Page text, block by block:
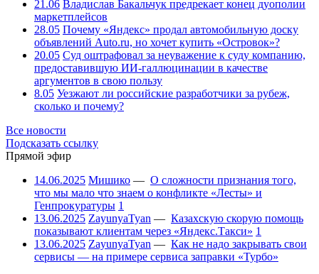
21.06 Владислав Бакальчук предрекает конец дуополии
маркетплейсов
28.05 Почему «Яндекс» продал автомобильную доску
объявлений Auto.ru, но хочет купить «Островок»?
20.05 Суд оштрафовал за неуважение к суду компанию,
предоставившую ИИ-галлюцинации в качестве
аргументов в свою пользу
8.05 Уезжают ли российские разработчики за рубеж,
сколько и почему?
Все новости
Подсказать ссылку
Прямой эфир
14.06.2025 Мишико — О сложности признания того,
что мы мало что знаем о конфликте «Лесты» и
Генпрокуратуры 1
13.06.2025 ZayunyaTyan — Казахскую скорую помощь
показывают клиентам через «Яндекс.Такси» 1
13.06.2025 ZayunyaTyan — Как не надо закрывать свои
сервисы — на примере сервиса заправки «Турбо»